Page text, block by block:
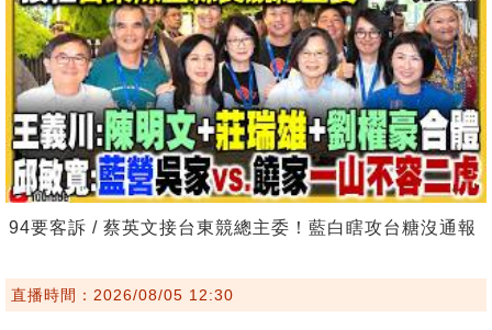
94要客訴 / 蔡英文接台東競總主委！藍白瞎攻台糖沒通報
直播時間：2026/08/05 12:30